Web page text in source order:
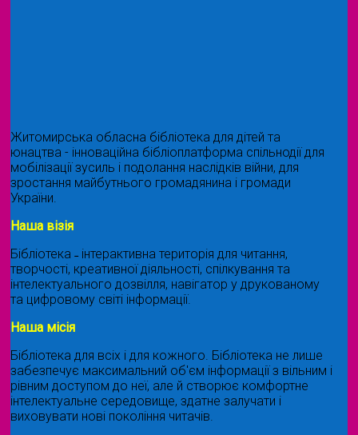
Житомирська обласна бібліотека для дітей та
юнацтва - інноваційна бібліоплатформа спільнодії для
мобілізації зусиль і подолання наслідків війни, для
зростання майбутнього громадянина і громади
України.
Наша візія
Бібліотека ˗ інтерактивна територія для читання,
творчості, креативної діяльності, спілкування та
інтелектуального дозвілля, навігатор у друкованому
та цифровому світі інформації.
Наша місія
Бібліотека для всіх і для кожного. Бібліотека не лише
забезпечує максимальний об'єм інформації з вільним і
рівним доступом до неї, але й створює комфортне
інтелектуальне середовище, здатне залучати і
виховувати нові покоління читачів.